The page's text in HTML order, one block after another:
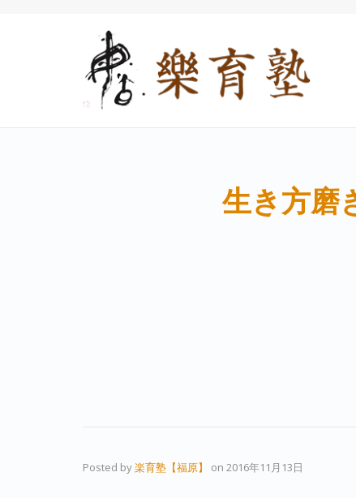
生き方磨
Posted by楽育塾【福原】 on 2016年11月13日